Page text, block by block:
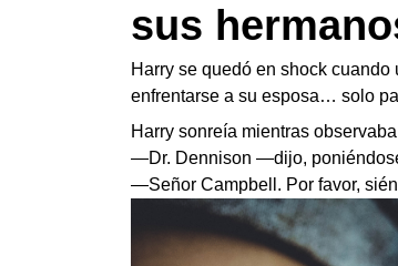
sus
Harry se quedó en shock
enfrentarse a su esposa… solo
Harry sonreía mientras
—Dr. Dennison —dijo,
—Señor Campbell. Por favor,